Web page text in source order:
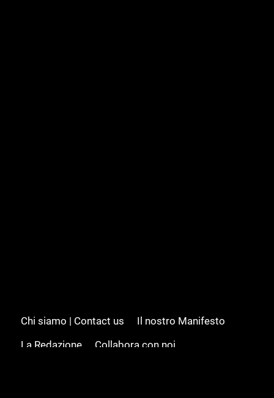
Chi siamo | Contact us
Il nostro Manifesto
La Redazione
Collabora con noi